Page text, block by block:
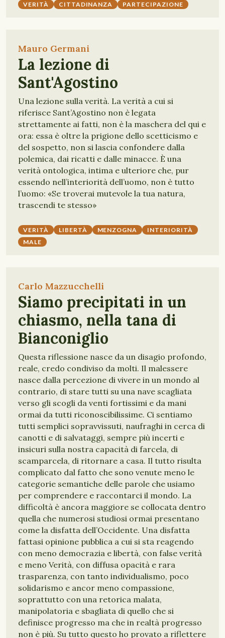
VERITÀ
CITTADINANZA PARTECIPAZIONE
Mauro Germani
La lezione di
Sant'Agostino
Una lezione sulla verità. La verità a cui si
riferisce Sant’Agostino non è legata
strettamente ai fatti, non è la maschera del qui e
ora: essa è oltre la prigione dello scetticismo e
del sospetto, non si lascia confondere dalla
polemica, dai ricatti e dalle minacce. È una
verità ontologica, intima e ulteriore che, pur
essendo nell’interiorità dell’uomo, non è tutto
l’uomo: «Se troverai mutevole la tua natura,
trascendi te stesso»
VERITÀ LIBERTÀ MENZOGNA
INTERIORITÀ
MALE
Carlo Mazzucchelli
Siamo precipitati in un
chiasmo, nella tana di
Bianconiglio
Questa riflessione nasce da un disagio profondo,
reale, credo condiviso da molti. Il malessere
nasce dalla percezione di vivere in un mondo al
contrario, di stare tutti su una nave scagliata
verso gli scogli da venti fortissimi e da mani
ormai da tutti riconoscibilissime. Ci sentiamo
tutti semplici sopravvissuti, naufraghi in cerca di
canotti e di salvataggi, sempre più incerti e
insicuri sulla nostra capacità di farcela, di
scamparcela, di ritornare a casa. Il tutto risulta
complicato dal fatto che sono venute meno le
categorie semantiche delle parole che usiamo
per comprendere e raccontarci il mondo. La
difficoltà è ancora maggiore se collocata dentro
quella che numerosi studiosi ormai presentano
come la disfatta dell’Occidente. Una disfatta
fattasi opinione pubblica a cui si sta reagendo
con meno democrazia e libertà, con false verità
e meno Verità, con diffusa opacità e rara
trasparenza, con tanto individualismo, poco
solidarismo e ancor meno compassione,
soprattutto con una retorica malata,
manipolatoria e sbagliata di quello che si
definisce progresso ma che in realtà progresso
non è più. Su tutto questo ho provato a riflettere